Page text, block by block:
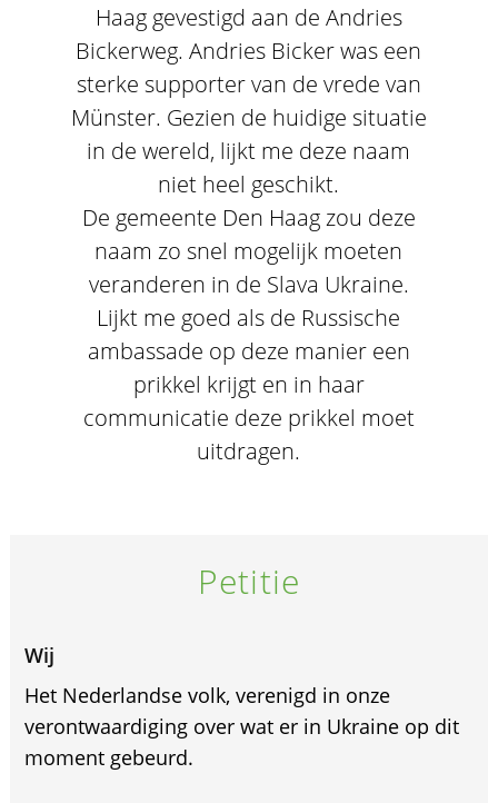
Haag gevestigd aan de Andries
Bickerweg. Andries Bicker was een
sterke supporter van de vrede van
Münster. Gezien de huidige situatie
in de wereld, lijkt me deze naam
niet heel geschikt.
De gemeente Den Haag zou deze
naam zo snel mogelijk moeten
veranderen in de Slava Ukraine.
Lijkt me goed als de Russische
ambassade op deze manier een
prikkel krijgt en in haar
communicatie deze prikkel moet
uitdragen.
Petitie
Wij
Het Nederlandse volk, verenigd in onze
verontwaardiging over wat er in Ukraine op dit
moment gebeurd.